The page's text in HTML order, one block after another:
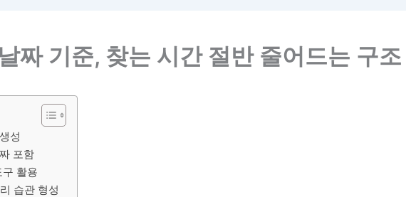
짜 기준, 찾는 시간 절반 줄어드는 구조
성
포함
활용
습관 형성